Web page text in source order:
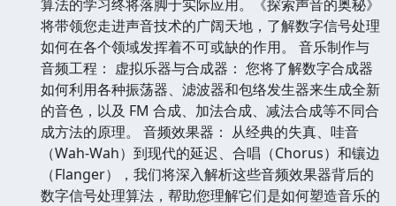
算法的学习终将落脚于实际应用。《探索声音的奥秘》
将带领您走进声音技术的广阔天地，了解数字信号处理
如何在各个领域发挥着不可或缺的作用。 音乐制作与
音频工程： 虚拟乐器与合成器： 您将了解数字合成器
如何利用各种振荡器、滤波器和包络发生器来生成全新
的音色，以及 FM 合成、加法合成、减法合成等不同合
成方法的原理。 音频效果器： 从经典的失真、哇音
（Wah-Wah）到现代的延迟、合唱（Chorus）和镶边
（Flanger），我们将深入解析这些音频效果器背后的
数字信号处理算法，帮助您理解它们是如何塑造音乐的